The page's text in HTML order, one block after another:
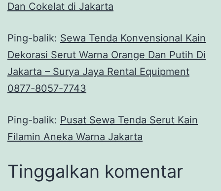
Dan Cokelat di Jakarta
Ping-balik: Sewa Tenda Konvensional Kain
Dekorasi Serut Warna Orange Dan Putih Di
Jakarta – Surya Jaya Rental Equipment
0877-8057-7743
Ping-balik: Pusat Sewa Tenda Serut Kain
Filamin Aneka Warna Jakarta
Tinggalkan komentar